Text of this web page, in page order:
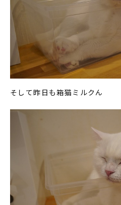
そして昨日も箱猫ミルクん